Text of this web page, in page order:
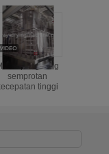
pengering
semprotan
tinggi